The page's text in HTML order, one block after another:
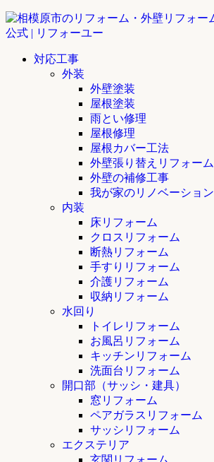
対応工事
外装
外壁塗装
屋根塗装
雨とい修理
屋根修理
屋根カバー工法
外壁張り替えリフォーム
外壁の補修工事
我が家のリノベーション
内装
床リフォーム
クロスリフォーム
断熱リフォーム
手すりリフォーム
介護リフォーム
収納リフォーム
水回り
トイレリフォーム
お風呂リフォーム
キッチンリフォーム
洗面台リフォーム
開口部（サッシ・建具）
窓リフォーム
ペアガラスリフォーム
サッシリフォーム
エクステリア
玄関リフォーム